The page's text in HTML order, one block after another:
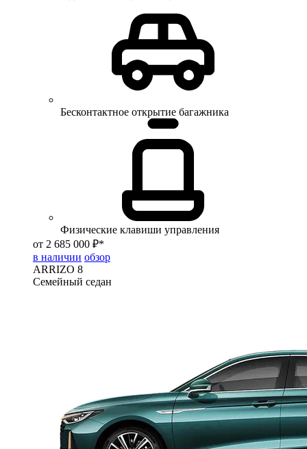
Бесконтактное открытие багажника
Физические клавиши управления
от 2 685 000 ₽*
в наличии обзор
ARRIZO 8
Семейный седан